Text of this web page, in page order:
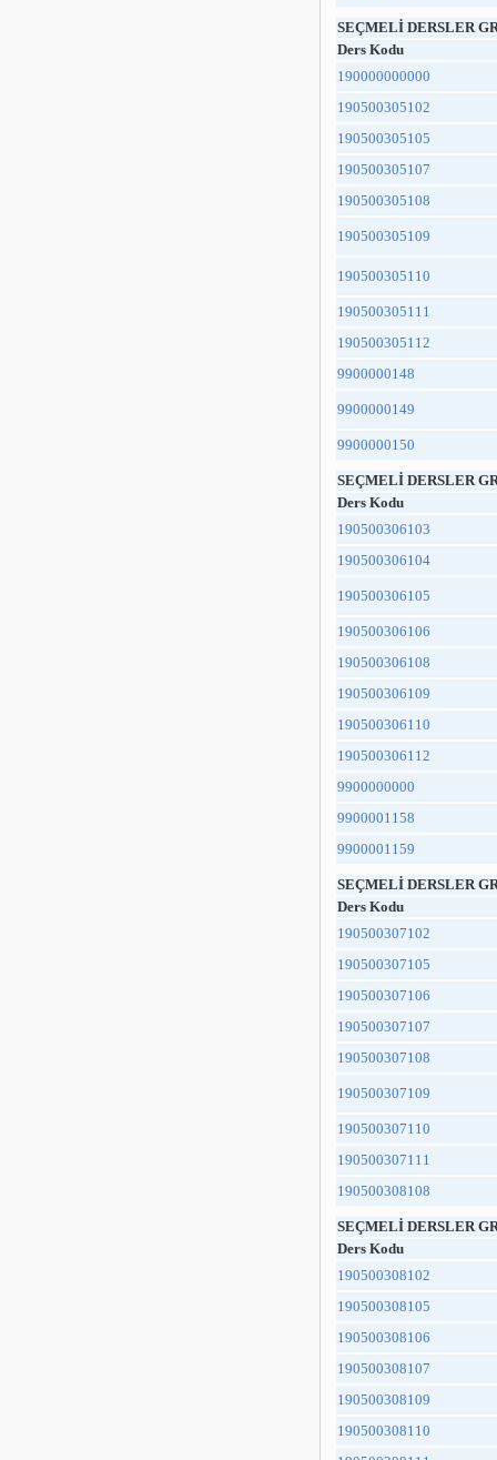
SEÇMELİ DERSLER
Ders Kodu
190000000000
190500305102
190500305105
190500305107
190500305108
190500305109
190500305110
190500305111
190500305112
9900000148
9900000149
9900000150
SEÇMELİ DERSLER
Ders Kodu
190500306103
190500306104
190500306105
190500306106
190500306108
190500306109
190500306110
190500306112
9900000000
9900001158
9900001159
SEÇMELİ DERSLER
Ders Kodu
190500307102
190500307105
190500307106
190500307107
190500307108
190500307109
190500307110
190500307111
190500308108
SEÇMELİ DERSLER
Ders Kodu
190500308102
190500308105
190500308106
190500308107
190500308109
190500308110